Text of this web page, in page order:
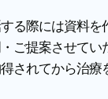
る際には資料を
ご提案させてい
されてから治療